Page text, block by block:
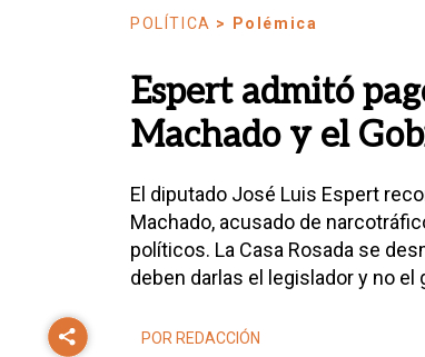
POLÍTICA > Polémica
Espert admitó
Machado y el
El diputado José Luis Espert
Machado, acusado de
políticos. La Casa Rosada se
deben darlas el legislador y no el
POR REDACCIÓN